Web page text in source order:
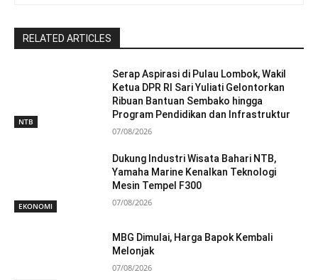
RELATED ARTICLES
NTB
Serap Aspirasi di Pulau Lombok, Wakil
Ketua DPR RI Sari Yuliati Gelontorkan
Ribuan Bantuan Sembako hingga
Program Pendidikan dan Infrastruktur
07/08/2026
EKONOMI
Dukung Industri Wisata Bahari NTB,
Yamaha Marine Kenalkan Teknologi
Mesin Tempel F300
07/08/2026
MBG Dimulai, Harga Bapok Kembali
Melonjak
07/08/2026